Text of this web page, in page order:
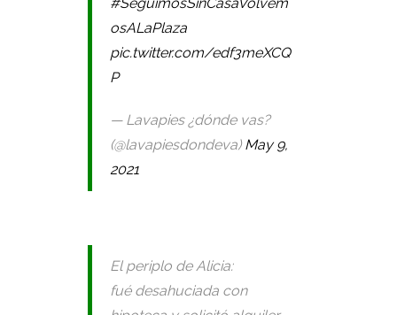
osALaPlaza
pic.twitter.com/edf3meXCQ
P
— Lavapies ¿dónde vas?
(@lavapiesdondeva) May 9,
2021
El periplo de Alicia:
fué desahuciada con